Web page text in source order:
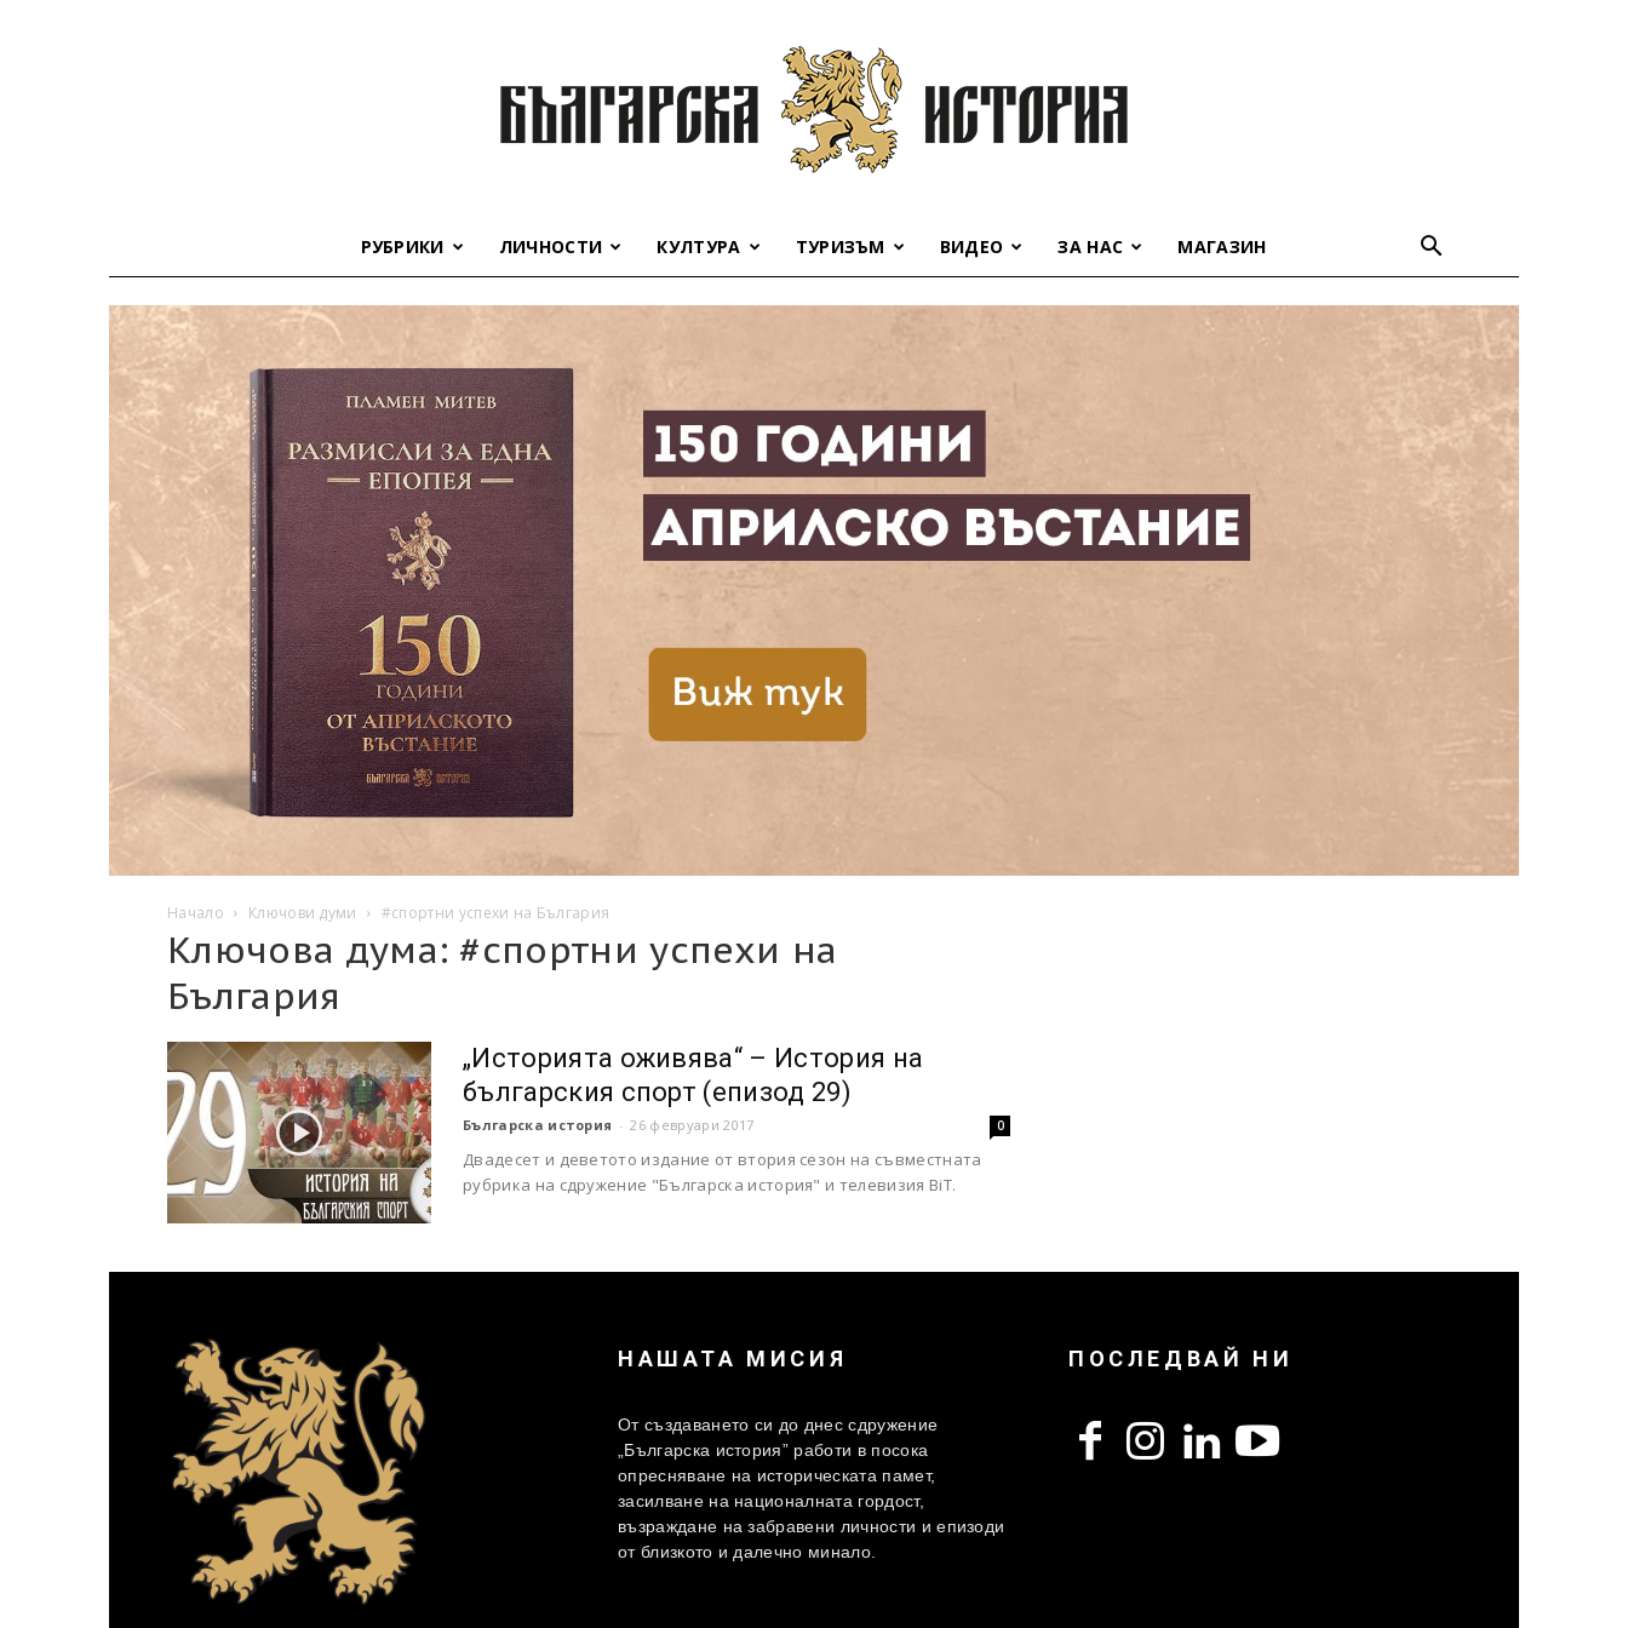
история
РУБРИКИ ЛИЧНОСТИ КУЛТУРА ТУРИЗЪМ ВИДЕО ЗА НАС МАГАЗИН
Начало Ключови думи #спортни успехи на България
Ключова дума: #спортни успехи на
България
„Историята оживява“ – История на
българския спорт (епизод 29)
Българска история - 26 февруари 2017 0
Двадесет и деветото издание от втория сезон на съвместната
рубрика на сдружение "Българска история" и телевизия BiT.
НАШАТА МИСИЯ
От създаването си до днес сдружение
„Българска история” работи в посока
опресняване на историческата памет,
засилване на националната гордост,
възраждане на забравени личности и епизоди
от близкото и далечно минало.
ПОСЛЕДВАЙ НИ